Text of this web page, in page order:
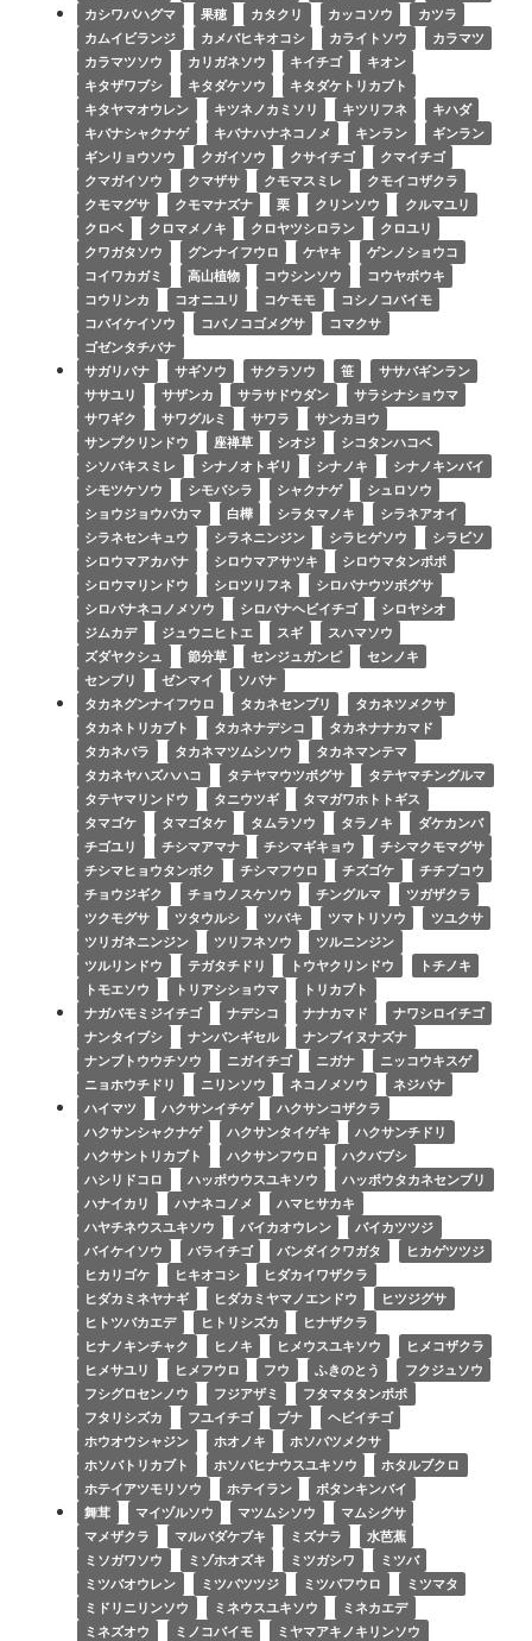
カシワバハグマ
果穂 カタクリ カッコソウ
カツラ
カムイビランジ
カメバヒキオコシ カライトソウ
カラマツ
カラマツソウ
カリガネソウ キイチゴ
キオン
キタザワブシ
キタダケソウ
キタダケトリカブト
キタヤマオウレン
キツネノカミソリ キツリフネ
キハダ
キバナシャクナゲ
キバナハナネコノメ キンラン
ギンラン
ギンリョウソウ
クガイソウ クサイチゴ
クマイチゴ
クマガイソウ
クマザサ クモマスミレ
クモイコザクラ
クモマグサ
クモマナズナ 栗 クリンソウ
クルマユリ
クロベ
クロマメノキ クロヤツシロラン
クロユリ
クワガタソウ
グンナイフウロ ケヤキ
ゲンノショウコ
コイワカガミ
高山植物 コウシンソウ
コウヤボウキ
コウリンカ
コオニユリ コケモモ
コシノコバイモ
コバイケイソウ
コバノコゴメグサ
コマクサ
ゴゼンタチバナ
サガリバナ
サギソウ サクラソウ 笹
ササバギンラン
ササユリ
サザンカ サラサドウダン
サラシナショウマ
サワギク
サワグルミ サワラ
サンカヨウ
サンプクリンドウ
座禅草 シオジ
シコタンハコベ
シソバキスミレ
シナノオトギリ シナノキ
シナノキンバイ
シモツケソウ
シモバシラ シャクナゲ
シュロソウ
ショウジョウバカマ
白樺 シラタマノキ
シラネアオイ
シラネセンキュウ
シラネニンジン シラヒゲソウ
シラビソ
シロウマアカバナ
シロウマアサツキ
シロウマタンポポ
シロウマリンドウ
シロツリフネ
シロバナウツボグサ
シロバナネコノメソウ
シロバナヘビイチゴ
シロヤシオ
ジムカデ
ジュウニヒトエ スギ
スハマソウ
ズダヤクシュ
節分草 センジュガンピ
センノキ
センブリ
ゼンマイ
ソバナ
タカネグンナイフウロ
タカネセンブリ
タカネツメクサ
タカネトリカブト
タカネナデシコ
タカネナナカマド
タカネバラ
タカネマツムシソウ
タカネマンテマ
タカネヤハズハハコ
タテヤマウツボグサ
タテヤマチングルマ
タテヤマリンドウ
タニウツギ
タマガワホトトギス
タマゴケ
タマゴタケ タムラソウ タラノキ
ダケカンバ
チゴユリ
チシマアマナ チシマギキョウ
チシマクモマグサ
チシマヒョウタンボク
チシマフウロ チズゴケ
チチブコウ
チョウジギク
チョウノスケソウ チングルマ
ツガザクラ
ツクモグサ
ツタウルシ ツバキ ツマトリソウ
ツユクサ
ツリガネニンジン
ツリフネソウ
ツルニンジン
ツルリンドウ
テガタチドリ トウヤクリンドウ
トチノキ
トモエソウ
トリアシショウマ
トリカブト
ナガバモミジイチゴ
ナデシコ ナナカマド
ナワシロイチゴ
ナンタイブシ
ナンバンギセル
ナンブイヌナズナ
ナンブトウウチソウ
ニガイチゴ ニガナ
ニッコウキスゲ
ニョホウチドリ
ニリンソウ ネコノメソウ
ネジバナ
ハイマツ
ハクサンイチゲ
ハクサンコザクラ
ハクサンシャクナゲ
ハクサンタイゲキ
ハクサンチドリ
ハクサントリカブト
ハクサンフウロ
ハクバブシ
ハシリドコロ
ハッポウウスユキソウ
ハッポウタカネセンブリ
ハナイカリ
ハナネコノメ
ハマヒサカキ
ハヤチネウスユキソウ
バイカオウレン
バイカツツジ
バイケイソウ
バライチゴ バンダイクワガタ
ヒカゲツツジ
ヒカリゴケ
ヒキオコシ
ヒダカイワザクラ
ヒダカミネヤナギ
ヒダカミヤマノエンドウ
ヒツジグサ
ヒトツバカエデ
ヒトリシズカ
ヒナザクラ
ヒナノキンチャク
ヒノキ ヒメウスユキソウ
ヒメコザクラ
ヒメサユリ
ヒメフウロ フウ ふきのとう
フクジュソウ
フシグロセンノウ
フジアザミ
フタマタタンポポ
フタリシズカ
フユイチゴ ブナ
ヘビイチゴ
ホウオウシャジン
ホオノキ
ホソバツメクサ
ホソバトリカブト
ホソバヒナウスユキソウ
ホタルブクロ
ホテイアツモリソウ
ホテイラン
ボタンキンバイ
舞茸
マイヅルソウ マツムシソウ
マムシグサ
マメザクラ
マルバダケブキ ミズナラ
水芭蕉
ミソガワソウ
ミゾホオズキ ミツガシワ
ミツバ
ミツバオウレン
ミツバツツジ ミツバフウロ
ミツマタ
ミドリニリンソウ
ミネウスユキソウ
ミネカエデ
ミネズオウ
ミノコバイモ ミヤマアキノキリンソウ